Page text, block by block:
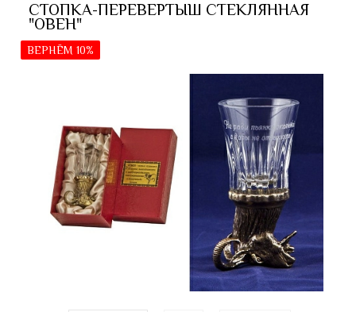
СТОПКА-ПЕРЕВЕРТЫШ СТЕКЛЯННАЯ
"ОВЕН"
ВЕРНЁМ 10%